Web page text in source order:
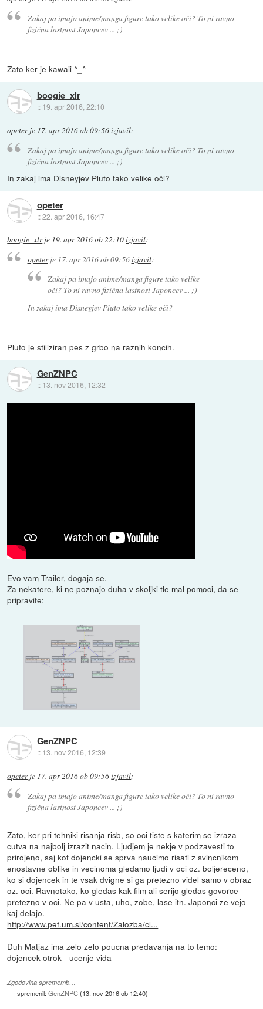
Zakaj pa imajo anime/manga figure tako velike oči? To ni ravno
fizična lastnost Japoncev ... ;)
Zato ker je kawaii ^_^
boogie_xlr
:: 19. apr 2016, 22:10
opeterje 17. apr 2016 ob 09:56izjavil:
Zakaj pa imajo anime/manga figure tako velike oči? To ni ravno
fizična lastnost Japoncev ... ;)
In zakaj ima Disneyjev Pluto tako velike oči?
opeter
::22. apr 2016, 16:47
boogie_xlrje 19. apr 2016 ob 22:10izjavil:
opeterje 17. apr 2016 ob 09:56izjavil:
Zakaj pa imajo anime/manga figure tako velike
oči? To ni ravno fizična lastnost Japoncev ... ;)
In zakaj ima Disneyjev Pluto tako velike oči?
Pluto je stiliziran pes z grbo na raznih koncih.
GenZNPC
:: 13. nov 2016, 12:32
Evo vam Trailer, dogaja se.
Za nekatere, ki ne poznajo duha v skoljki tle mal pomoci, da se
pripravite:
GenZNPC
:: 13. nov 2016, 12:39
opeterje 17. apr 2016 ob 09:56izjavil:
Zakaj pa imajo anime/manga figure tako velike oči? To ni ravno
fizična lastnost Japoncev ... ;)
Zato, ker pri tehniki risanja risb, so oci tiste s katerim se izraza
cutva na najbolj izrazit nacin. Ljudjem je nekje v podzavesti to
prirojeno, saj kot dojencki se sprva naucimo risati z svincnikom
enostavne oblike in vecinoma gledamo ljudi v oci oz. boljereceno,
ko si dojencek in te vsak dvigne si ga pretezno videl samo v obraz
oz. oci. Ravnotako, ko gledas kak film ali serijo gledas govorce
pretezno v oci. Ne pa v usta, uho, zobe, lase itn. Japonci ze vejo
kaj delajo.
http://www.pef.um.si/content/Zalozba/cl...
Duh Matjaz ima zelo zelo poucna predavanja na to temo:
dojencek-otrok - ucenje vida
Zgodovina sprememb…
spremenil:GenZNPC(13. nov 2016 ob 12:40)